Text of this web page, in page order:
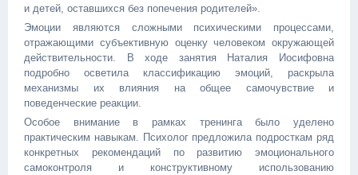
и детей, оставшихся без попечения родителей».
Эмоции являются сложными психическими процессами,
отражающими субъективную оценку человеком окружающей
действительности. В ходе занятия Наталия Иосифовна
подробно осветила классификацию эмоций, раскрыла
механизмы их влияния на общее самочувствие и
поведенческие реакции.
Особое внимание в рамках тренинга было уделено
практическим навыкам. Психолог предложила подросткам ряд
конкретных рекомендаций по развитию эмоционального
самоконтроля и конструктивному использованию